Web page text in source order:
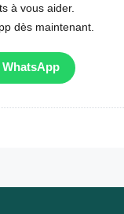
à vous aider.
dès maintenant.